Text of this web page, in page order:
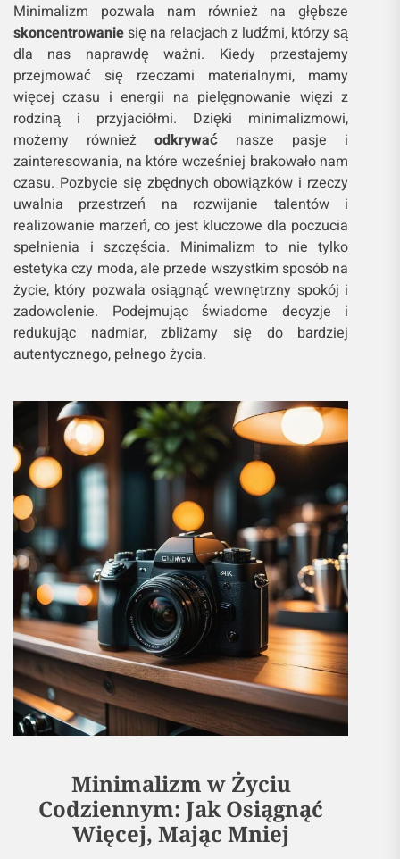
Minimalizm pozwala nam również na głębsze
skoncentrowanie się na relacjach z ludźmi, którzy są
dla nas naprawdę ważni. Kiedy przestajemy
przejmować się rzeczami materialnymi, mamy
więcej czasu i energii na pielęgnowanie więzi z
rodziną i przyjaciółmi. Dzięki minimalizmowi,
możemy równieżodkrywać nasze pasje i
zainteresowania, na które wcześniej brakowało nam
czasu. Pozbycie się zbędnych obowiązków i rzeczy
uwalnia przestrzeń na rozwijanie talentów i
realizowanie marzeń, co jest kluczowe dla poczucia
spełnienia i szczęścia. Minimalizm to nie tylko
estetyka czy moda, ale przede wszystkim sposób na
życie, który pozwala osiągnąć wewnętrzny spokój i
zadowolenie. Podejmując świadome decyzje i
redukując nadmiar, zbliżamy się do bardziej
autentycznego, pełnego życia.
Minimalizm w Życiu
Codziennym: Jak Osiągnąć
Więcej, Mając Mniej